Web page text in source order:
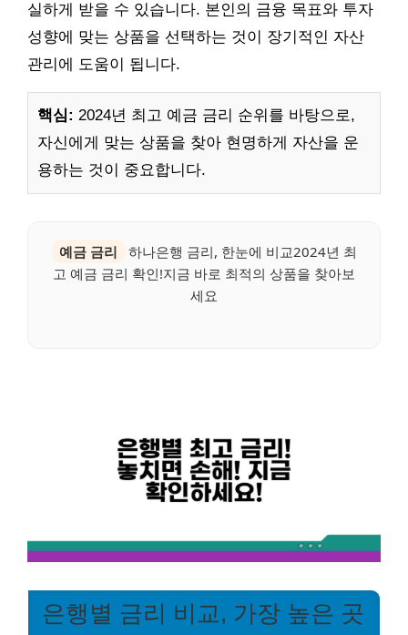
실하게 받을 수 있습니다. 본인의 금융 목표와 투자
성향에 맞는 상품을 선택하는 것이 장기적인 자산
관리에 도움이 됩니다.
핵심: 2024년 최고 예금 금리 순위를 바탕으로,
자신에게 맞는 상품을 찾아 현명하게 자산을 운
용하는 것이 중요합니다.
예금 금리
하나은행 금리, 한눈에 비교2024년 최
고 예금 금리 확인!지금 바로 최적의 상품을 찾아보
세요
은행별 금리 비교, 가장 높은 곳